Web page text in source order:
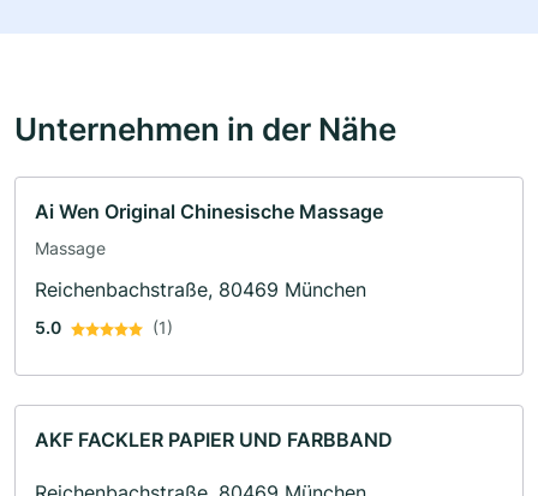
Unternehmen in der Nähe
Ai Wen Original Chinesische Massage
Massage
Reichenbachstraße, 80469 München
5.0 (1)
AKF FACKLER PAPIER UND FARBBAND